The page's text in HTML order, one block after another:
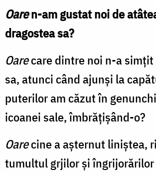
Oaren-am gustat noi de
dragostea sa?
Oarecare dintre noi n-a
sa, atunci când ajunși la
puterilor am căzut în
icoanei sale, îmbrățișând-o?
Oarecine a așternut liniștea,
tumultul grjilor și